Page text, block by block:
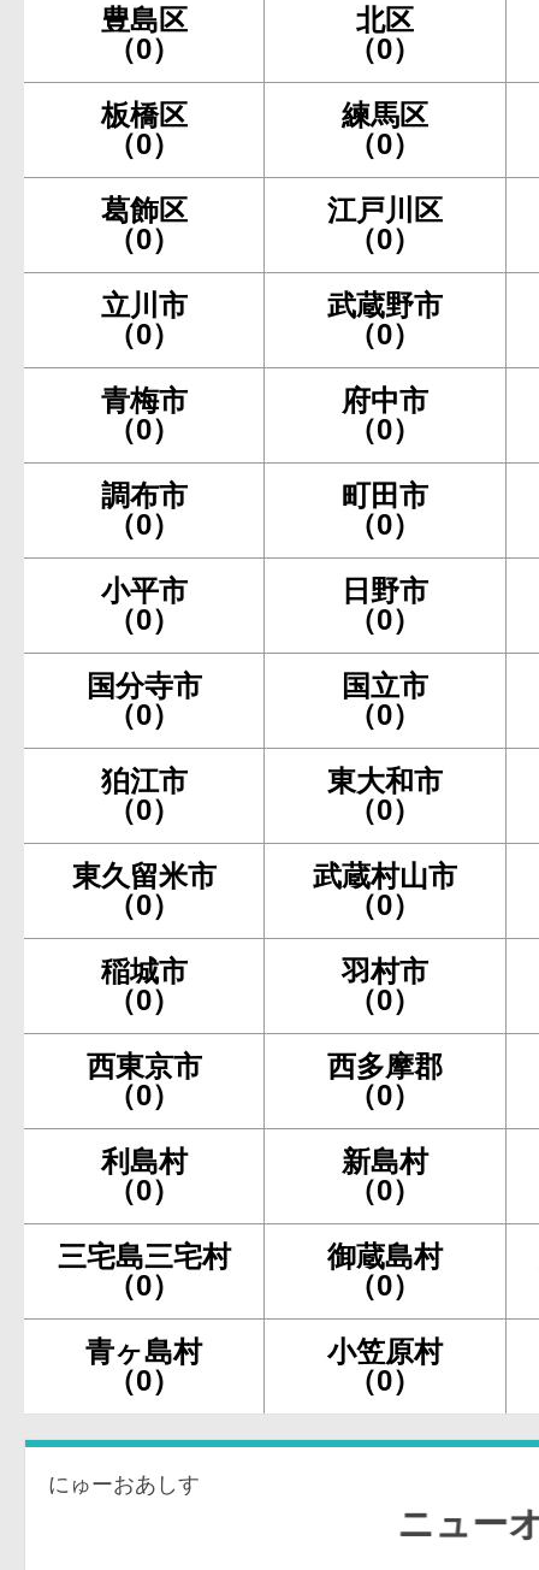
豊島区
（0）
北区
（0）
板橋区
（0）
練馬区
（0）
葛飾区
（0）
江戸川区
（0）
立川市
（0）
武蔵野市
（0）
青梅市
（0）
府中市
（0）
調布市
（0）
町田市
（0）
小平市
（0）
日野市
（0）
国分寺市
（0）
国立市
（0）
狛江市
（0）
東大和市
（0）
東久留米市
（0）
武蔵村山市
（0）
稲城市
（0）
羽村市
（0）
西東京市
（0）
西多摩郡
（0）
利島村
（0）
新島村
（0）
三宅島三宅村
（0）
御蔵島村
（0）
青ヶ島村
（0）
小笠原村
（0）
にゅーおあしす
ニューオア